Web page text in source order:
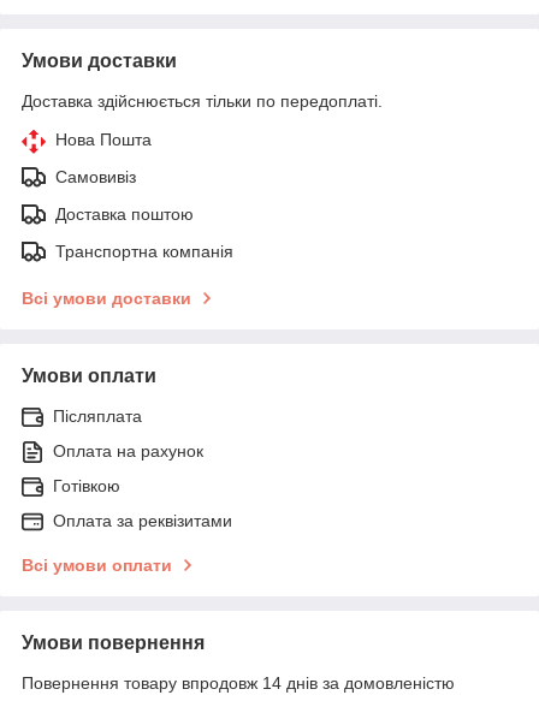
Умови доставки
Доставка здійснюється тільки по передоплаті.
Нова Пошта
Самовивіз
Доставка поштою
Транспортна компанія
Всі умови доставки
Умови оплати
Післяплата
Оплата на рахунок
Готівкою
Оплата за реквізитами
Всі умови оплати
Умови повернення
Повернення товару впродовж 14 днів за домовленістю